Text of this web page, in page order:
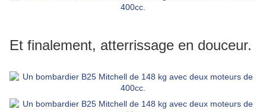
Et finalement, atterrissage en douceur.